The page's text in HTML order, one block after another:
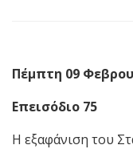
Πέμπτη 09
Επεισόδιο 75
Η εξαφάνιση του